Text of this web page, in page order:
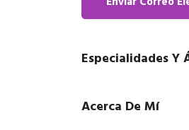
Especialidades Y
Acerca De Mí